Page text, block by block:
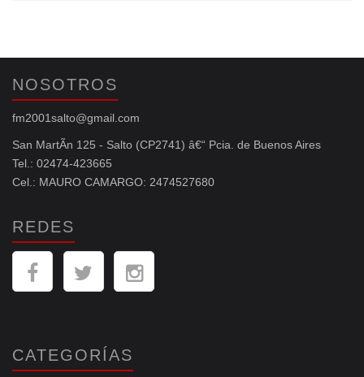
NOSOTROS
fm2001salto@gmail.com
San MartÃ­n 125 - Salto (CP2741) â€“ Pcia. de Buenos Aires
Tel.: 02474-423665
Cel.: MAURO CAMARGO: 2474527680
REDES
CATEGORÍAS